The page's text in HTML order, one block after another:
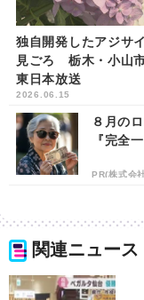
独自開発したアジサ
見ごろ 栃木・小山
東日本放送
2026.06.15
８月の
『完全
PR(株式会
関連ニュース